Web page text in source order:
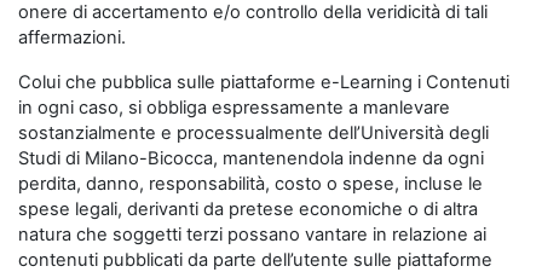
onere di accertamento e/o controllo della veridicità di tali
affermazioni.
Colui che pubblica sulle piattaforme e-Learning i Contenuti
in ogni caso, si obbliga espressamente a manlevare
sostanzialmente e processualmente dell’Università degli
Studi di Milano-Bicocca, mantenendola indenne da ogni
perdita, danno, responsabilità, costo o spese, incluse le
spese legali, derivanti da pretese economiche o di altra
natura che soggetti terzi possano vantare in relazione ai
contenuti pubblicati da parte dell’utente sulle piattaforme